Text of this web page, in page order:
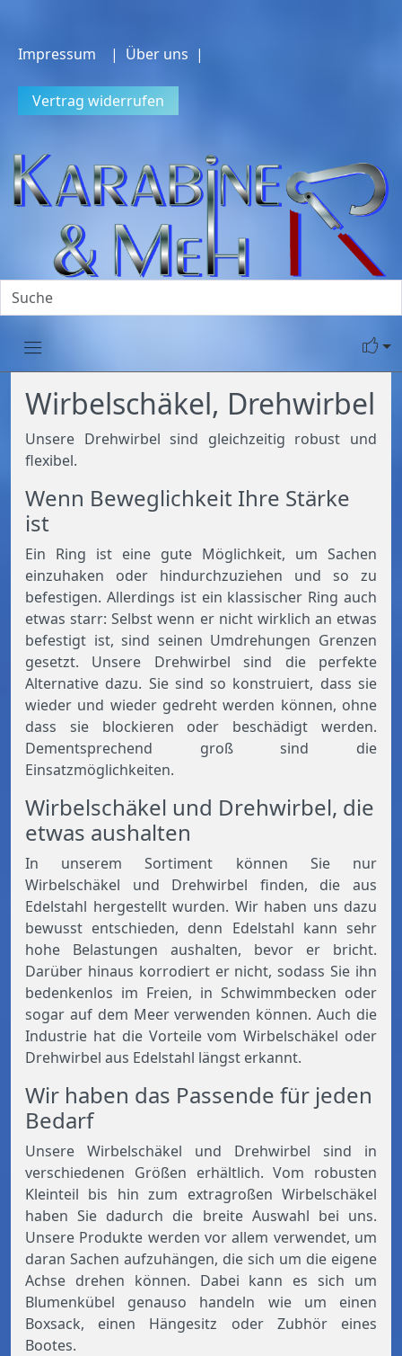
Impressum | Über uns |
Vertrag widerrufen
Wirbelschäkel, Drehwirbel
Unsere Drehwirbel sind gleichzeitig robust und
flexibel.
Wenn Beweglichkeit Ihre Stärke
ist
Ein Ring ist eine gute Möglichkeit, um Sachen
einzuhaken oder hindurchzuziehen und so zu
befestigen. Allerdings ist ein klassischer Ring auch
etwas starr: Selbst wenn er nicht wirklich an etwas
befestigt ist, sind seinen Umdrehungen Grenzen
gesetzt. Unsere Drehwirbel sind die perfekte
Alternative dazu. Sie sind so konstruiert, dass sie
wieder und wieder gedreht werden können, ohne
dass sie blockieren oder beschädigt werden.
Dementsprechend groß sind die
Einsatzmöglichkeiten.
Wirbelschäkel und Drehwirbel, die
etwas aushalten
In unserem Sortiment können Sie nur
Wirbelschäkel und Drehwirbel finden, die aus
Edelstahl hergestellt wurden. Wir haben uns dazu
bewusst entschieden, denn Edelstahl kann sehr
hohe Belastungen aushalten, bevor er bricht.
Darüber hinaus korrodiert er nicht, sodass Sie ihn
bedenkenlos im Freien, in Schwimmbecken oder
sogar auf dem Meer verwenden können. Auch die
Industrie hat die Vorteile vom Wirbelschäkel oder
Drehwirbel aus Edelstahl längst erkannt.
Wir haben das Passende für jeden
Bedarf
Unsere Wirbelschäkel und Drehwirbel sind in
verschiedenen Größen erhältlich. Vom robusten
Kleinteil bis hin zum extragroßen Wirbelschäkel
haben Sie dadurch die breite Auswahl bei uns.
Unsere Produkte werden vor allem verwendet, um
daran Sachen aufzuhängen, die sich um die eigene
Achse drehen können. Dabei kann es sich um
Blumenkübel genauso handeln wie um einen
Boxsack, einen Hängesitz oder Zubhör eines
Bootes.